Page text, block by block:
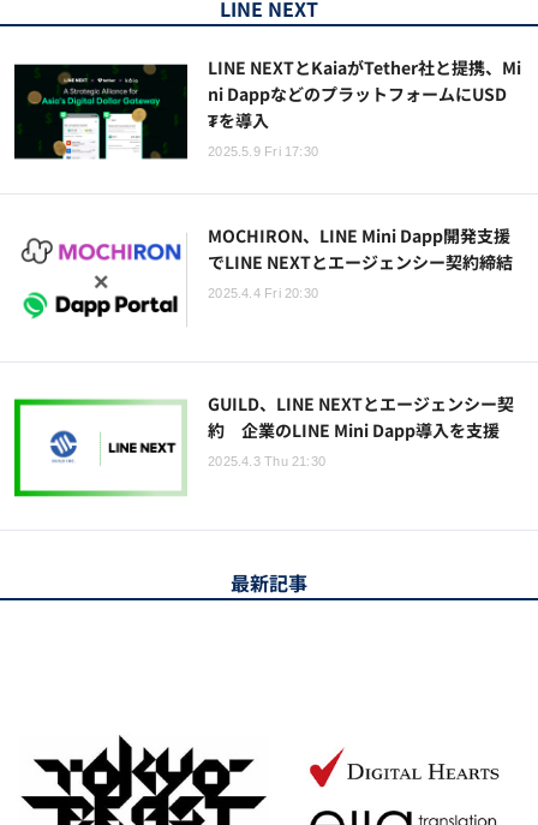
LINE NEXT
LINE NEXTとKaiaがTether社と提携、Mi
ni DappなどのプラットフォームにUSD
₮を導入
2025.5.9 Fri 17:30
MOCHIRON、LINE Mini Dapp開発支援
でLINE NEXTとエージェンシー契約締結
2025.4.4 Fri 20:30
GUILD、LINE NEXTとエージェンシー契
約 企業のLINE Mini Dapp導入を支援
2025.4.3 Thu 21:30
最新記事